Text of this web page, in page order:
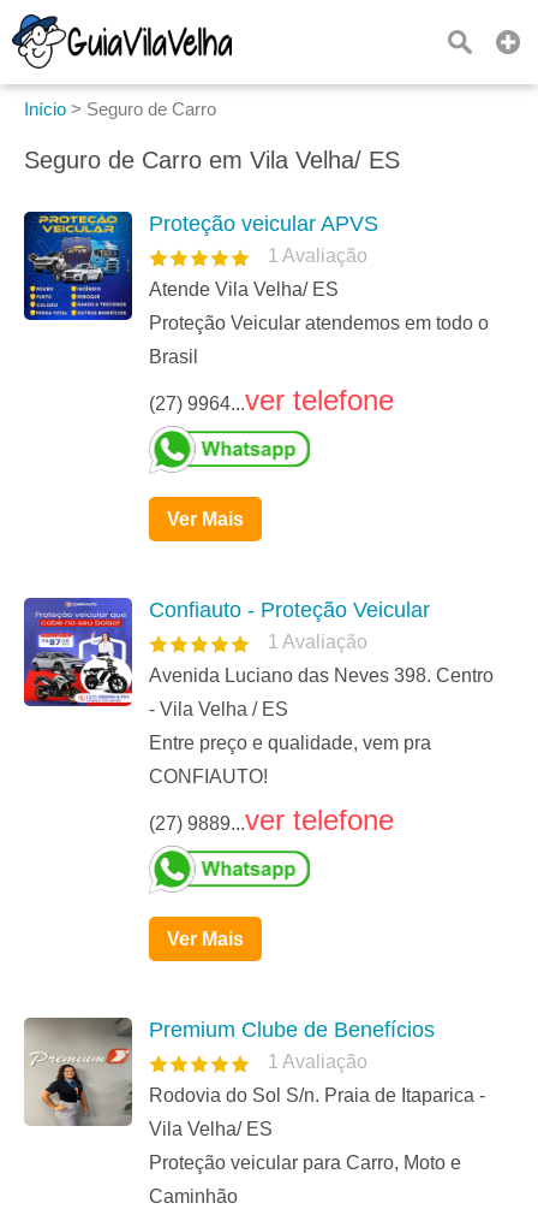
Início > Seguro de Carro
Seguro de Carro em Vila Velha/ ES
Proteção veicular APVS
1 Avaliação
Atende Vila Velha/ ES
Proteção Veicular atendemos em todo o
Brasil
(27) 9964...ver telefone
Ver Mais
Confiauto - Proteção Veicular
1 Avaliação
Avenida Luciano das Neves 398. Centro
- Vila Velha / ES
Entre preço e qualidade, vem pra
CONFIAUTO!
(27) 9889...ver telefone
Ver Mais
Premium Clube de Benefícios
1 Avaliação
Rodovia do Sol S/n. Praia de Itaparica -
Vila Velha/ ES
Proteção veicular para Carro, Moto e
Caminhão